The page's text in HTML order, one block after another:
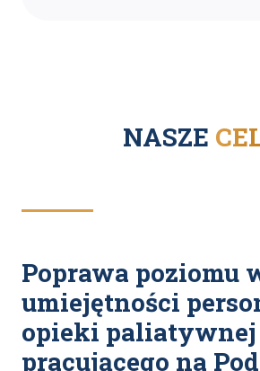
NASZE
Poprawa poziomu
umiejętności
opieki paliatywnej
pracującego na